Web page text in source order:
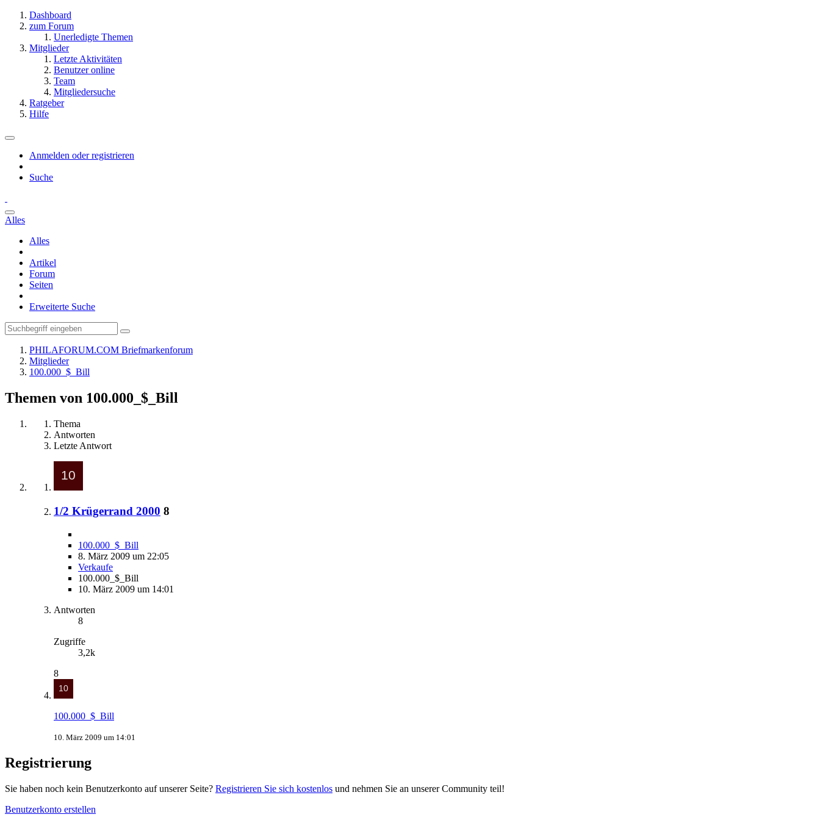
Dashboard
zum Forum
Unerledigte Themen
Mitglieder
Letzte Aktivitäten
Benutzer online
Team
Mitgliedersuche
Ratgeber
Hilfe
Anmelden oder registrieren
Suche
Alles
Alles
Artikel
Forum
Seiten
Erweiterte Suche
PHILAFORUM.COM Briefmarkenforum
Mitglieder
100.000_$_Bill
Themen von 100.000_$_Bill
Thema
Antworten
Letzte Antwort
1/2 Krügerrand 2000 8
100.000_$_Bill
8. März 2009 um 22:05
Verkaufe
100.000_$_Bill
10. März 2009 um 14:01
Antworten
8
Zugriffe
3,2k
8
100.000_$_Bill
10. März 2009 um 14:01
Registrierung
Sie haben noch kein Benutzerkonto auf unserer Seite? Registrieren Sie sich kostenlos und nehmen Sie an unserer Community teil!
Benutzerkonto erstellen